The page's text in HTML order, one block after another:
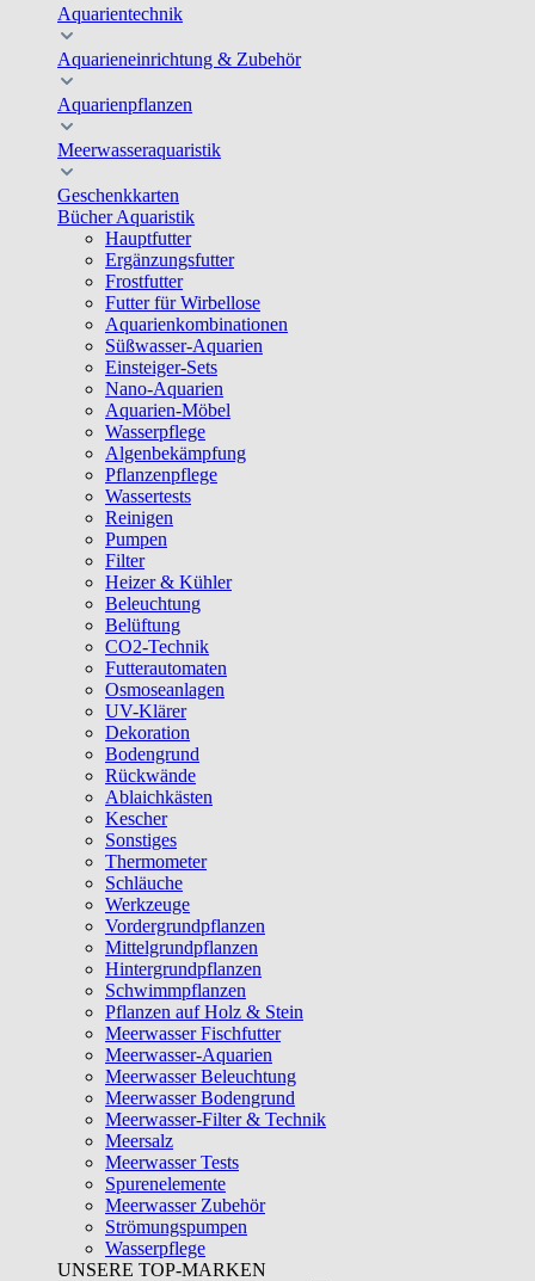
Aquarientechnik
Aquarieneinrichtung & Zubehör
Aquarienpflanzen
Meerwasseraquaristik
Geschenkkarten
Bücher Aquaristik
Hauptfutter
Ergänzungsfutter
Frostfutter
Futter für Wirbellose
Aquarienkombinationen
Süßwasser-Aquarien
Einsteiger-Sets
Nano-Aquarien
Aquarien-Möbel
Wasserpflege
Algenbekämpfung
Pflanzenpflege
Wassertests
Reinigen
Pumpen
Filter
Heizer & Kühler
Beleuchtung
Belüftung
CO2-Technik
Futterautomaten
Osmoseanlagen
UV-Klärer
Dekoration
Bodengrund
Rückwände
Ablaichkästen
Kescher
Sonstiges
Thermometer
Schläuche
Werkzeuge
Vordergrundpflanzen
Mittelgrundpflanzen
Hintergrundpflanzen
Schwimmpflanzen
Pflanzen auf Holz & Stein
Meerwasser Fischfutter
Meerwasser-Aquarien
Meerwasser Beleuchtung
Meerwasser Bodengrund
Meerwasser-Filter & Technik
Meersalz
Meerwasser Tests
Spurenelemente
Meerwasser Zubehör
Strömungspumpen
Wasserpflege
UNSERE TOP-MARKEN